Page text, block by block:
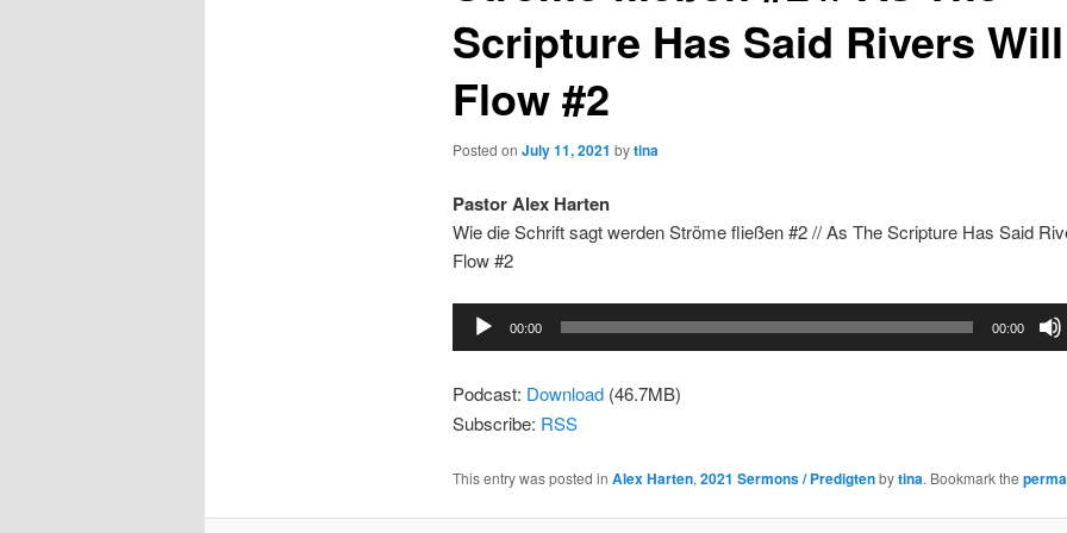
Scripture Has Said Rivers Will
Flow #2
Posted on July 11, 2021 bytina
Pastor Alex Harten
Wie die Schrift sagt werden Ströme fließen #2 // As The Scripture Has Said
Flow #2
Audio
Player
00:00 00:00
Podcast: Download(46.7MB)
Subscribe: RSS
This entry was posted in Alex Harten, 2021 Sermons / Predigtenbytina. Bookmark the